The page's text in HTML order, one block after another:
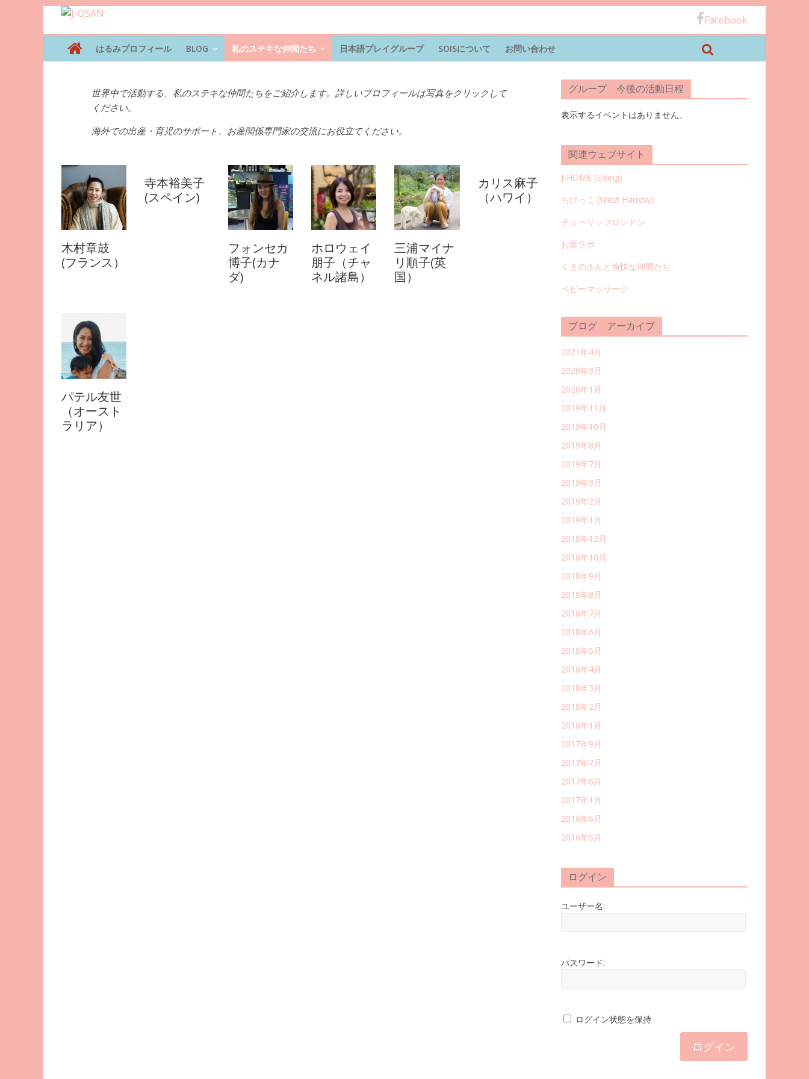
Facebook
はるみプロフィール BLOG 私のステキな仲間たち 日本語プレイグループ SOISについて お問い合わせ
世界中で活動する、私のステキな仲間たちをご紹介します。詳しいプロフィールは写真をクリックして
ください。
海外での出産・育児のサポート、お産関係専門家の交流にお役立てください。
木村章鼓
(フランス）
寺本裕美子
(スペイン)
フォンセカ
博子(カナ
ダ)
ホロウェイ
朋子（チャ
ネル諸島）
三浦マイナ
リ順子(英
国）
カリス麻子
（ハワイ）
パテル友世
（オースト
ラリア）
グループ 今後の活動日程
表示するイベントはありません。
関連ウェブサイト
J-HOME (Ealing)
ちびっこ (West Harrow)
チューリップロンドン
お産ラボ
くさのさんと愉快な仲間たち
ベビーマッサージ
ブログ アーカイブ
2021年4月
2020年3月
2020年1月
2019年11月
2019年10月
2019年8月
2019年7月
2019年3月
2019年2月
2019年1月
2018年12月
2018年10月
2018年9月
2018年8月
2018年7月
2018年6月
2018年5月
2018年4月
2018年3月
2018年2月
2018年1月
2017年9月
2017年7月
2017年6月
2017年1月
2016年6月
2016年5月
ログイン
ユーザー名:
パスワード:
ログイン状態を保持
ログイン